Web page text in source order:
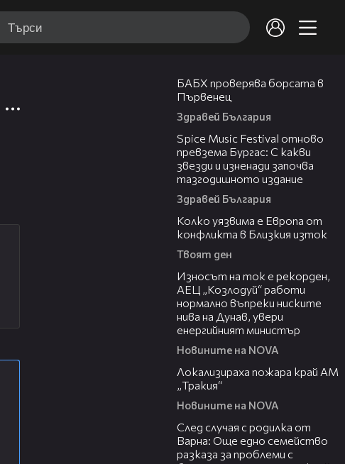
БАБХ проверява борсата в
Първенец
Здравей България
Spice Music Festival отново
превзема Бургас: С какви
звезди и изненади започва
тазгодишното издание
Здравей България
Колко уязвима е Европа от
конфликта в Близкия изток
Твоят ден
Износът на ток е рекорден,
АЕЦ „Козлодуй“ работи
нормално въпреки ниските
нива на Дунав, увери
енергийният министър
Новините на NOVA
Локализираха пожара край АМ
„Тракия“
Новините на NOVA
След случая с родилка от
Варна: Още едно семейство
разказа за проблеми с